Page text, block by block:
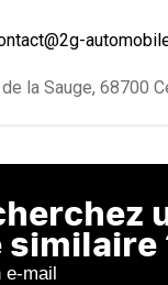
la Sauge, 68700
e-mail